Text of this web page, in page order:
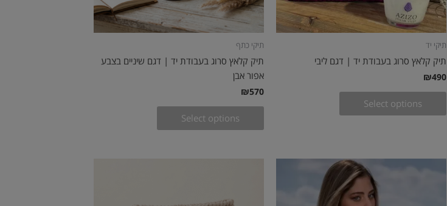
תיקי יד
תיק קלאץ סרוג בעבודת יד | דגם ליבי
₪490
Select options
תיקי כתף
תיק קלאץ סרוג בעבודת יד | דגם שיניים בצבע
אפור אבן
₪570
Select options